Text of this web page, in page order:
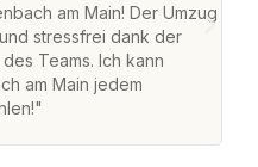
am Main! Der Umzug
stressfrei dank der
Teams. Ich kann
am Main jedem